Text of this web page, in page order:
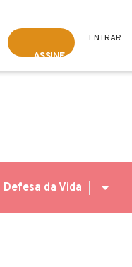
ASSINE
ENTRAR
Defesa da Vida